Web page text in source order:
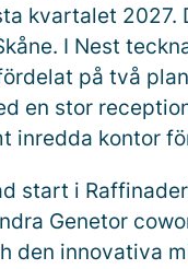
kvartalet 2027.
I Nest
på två
en stor
inredda kontor
start i
Genetor
den innovativa